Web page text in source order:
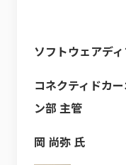
ソフトウェアデ
コネクティドカ
ン部 主管
岡 尚弥 氏